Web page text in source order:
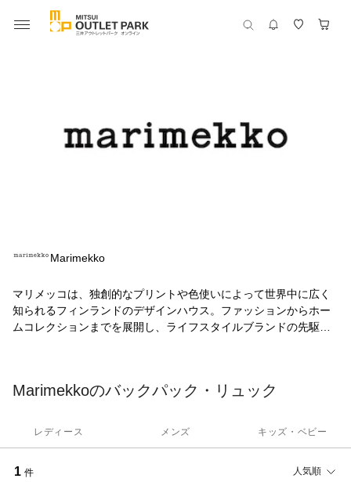
Marimekko
マリメッコは、独創的なプリントや色使いによって世界中に広く
知られるフィンランドのデザインハウス。ファッションからホー
ムコレクションまでを展開し、ライフスタイルブランドの先駆け
Marimekkoのバックパック・リュック
レディース メンズ キッズ・ベビー
1 件 人気順